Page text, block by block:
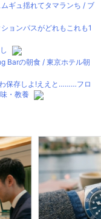
ギュ揺れてタマランち / ブ
ョンパスがどれもこれも1
Barの朝食 / 東京ホテル朝
保存しよ!ええと………フロ
・教養